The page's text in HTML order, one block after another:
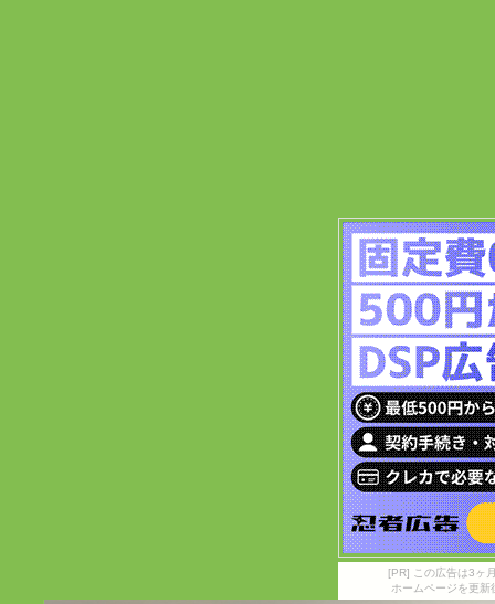
[PR] この広告は3ヶ
ホームページを更